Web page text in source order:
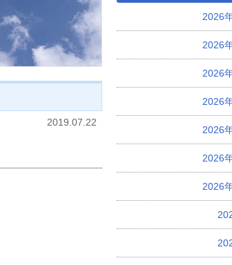
2019.07.22
2026
2026
2026
2026
2026
2026
2026